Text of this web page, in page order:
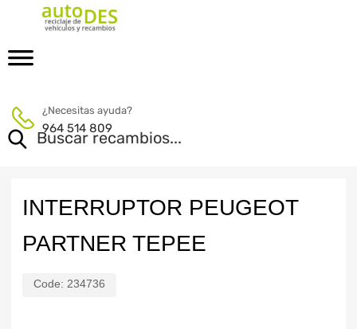
¿Necesitas ayuda?
964 514 809
INTERRUPTOR PEUGEOT
PARTNER TEPEE
Code: 234736